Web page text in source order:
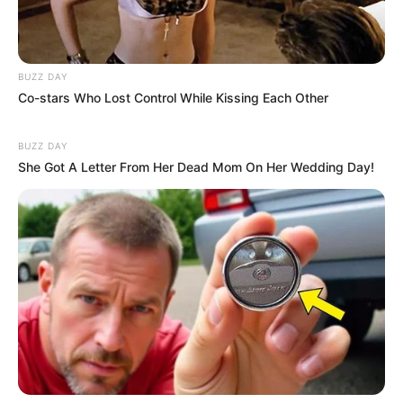
Gara-Gara Marni(SCTV)
Pacarin Camat(RCTI)
Satu Cinta untuk Selamanya
Hatiku dicuri Mas Paijo(SCTV)
Dikejar Teller Teler
Ngatman dan Robin(RCTI )
Arya Kamandana(RCTI)
Ranjang Rumput Hijau
Nyanyian Cinta
Kekasih
Model Video Musik
Patah –Iwan Fals (2021)
BUZZ DAY
Co-stars Who Lost Control While Kissing Each Other
BUZZ DAY
She Got A Letter From Her Dead Mom On Her Wedding Day!